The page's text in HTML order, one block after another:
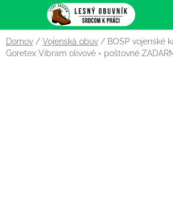
obsah
Domov / Vojenská obuv / BOSP vojenské
Goretex Vibram olivové + poštovné